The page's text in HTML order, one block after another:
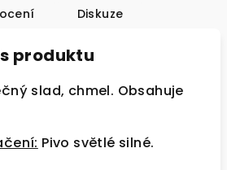
Diskuze
produktu
slad, chmel. Obsahuje
Pivo světlé silné.